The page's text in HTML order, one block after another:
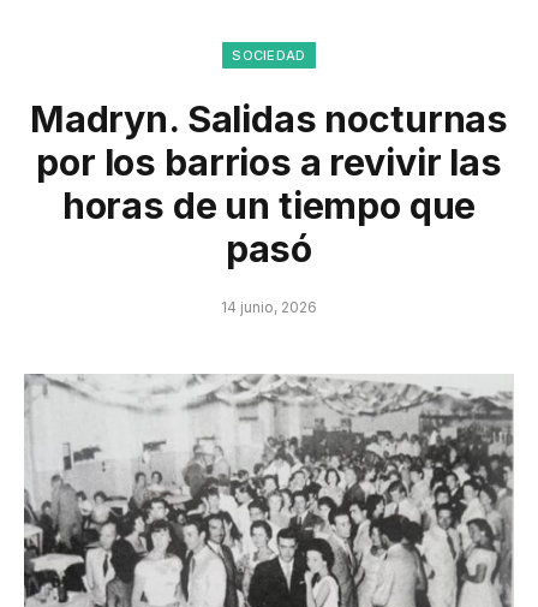
SOCIEDAD
Madryn. Salidas nocturnas
por los barrios a revivir las
horas de un tiempo que
pasó
14 junio, 2026